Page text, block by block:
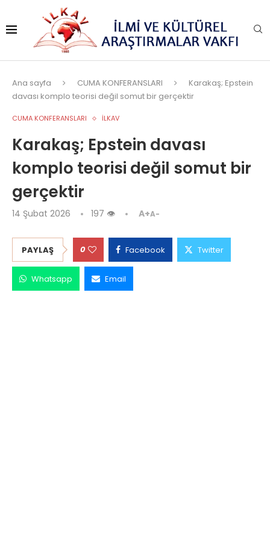
Ana sayfa CUMA KONFERANSLARI
Karakaş; Epstein
davası komplo teorisi değil somut bir gerçektir
CUMA KONFERANSLARI İLKAV
Karakaş; Epstein davası
komplo teorisi değil somut bir
gerçektir
14 Şubat 2026 197 👁 A+A-
PAYLAŞ 0 Facebook Twitter
Whatsapp Email